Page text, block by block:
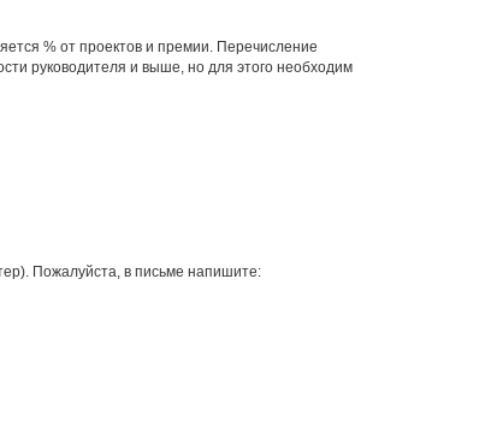
% от проектов и премии. Перечисление
руководителя и выше, но для этого необходим
Пожалуйста, в письме напишите: